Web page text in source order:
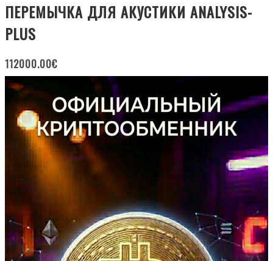
ПЕРЕМЫЧКА ДЛЯ АКУСТИКИ ANALYSIS-
PLUS
112000.00€